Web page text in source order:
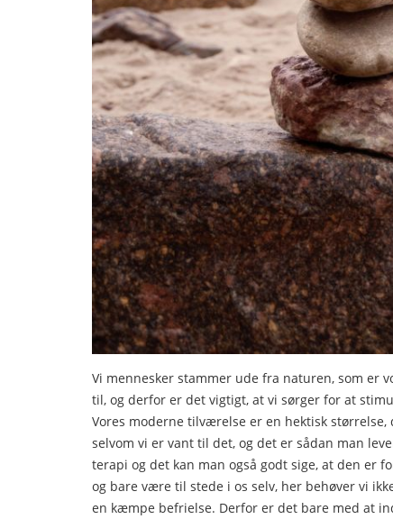
Vi mennesker stammer ude fra naturen, som er
til, og derfor er det vigtigt, at vi sørger for at
Vores moderne tilværelse er en hektisk
selvom vi er vant til det, og det er sådan man
terapi og det kan man også godt sige, at den er
og bare være til stede i os selv, her behøver vi
en kæmpe befrielse. Derfor er det bare med at